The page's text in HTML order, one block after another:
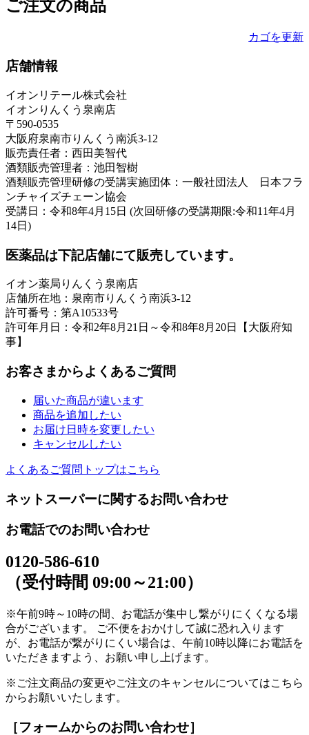
ご注文の商品
カゴを更新
店舗情報
イオンリテール株式会社
イオンりんくう泉南店
〒590-0535
大阪府泉南市りんくう南浜3-12
販売責任者：西田美智代
酒類販売管理者：池田智樹
酒類販売管理研修の受講実施団体：一般社団法人 日本フラ
ンチャイズチェーン協会
受講日：令和8年4月15日 (次回研修の受講期限:令和11年4月
14日)
医薬品は下記店舗にて販売しています。
イオン薬局りんくう泉南店
店舗所在地：泉南市りんくう南浜3-12
許可番号：第A10533号
許可年月日：令和2年8月21日～令和8年8月20日【大阪府知
事】
お客さまからよくあるご質問
届いた商品が違います
商品を追加したい
お届け日時を変更したい
キャンセルしたい
よくあるご質問トップはこちら
ネットスーパーに関するお問い合わせ
お電話でのお問い合わせ
0120-586-610
（受付時間 09:00～21:00）
※午前9時～10時の間、お電話が集中し繋がりにくくなる場
合がございます。 ご不便をおかけして誠に恐れ入ります
が、お電話が繋がりにくい場合は、午前10時以降にお電話を
いただきますよう、お願い申し上げます。
※ご注文商品の変更やご注文のキャンセルについてはこちら
からお願いいたします。
［フォームからのお問い合わせ］